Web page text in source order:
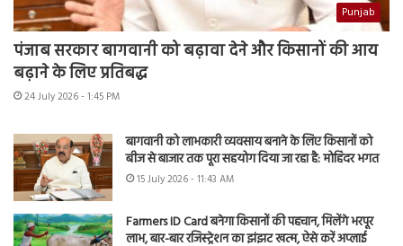
Punjab
पंजाब सरकार बागवानी को बढ़ावा देने और किसानों की आय
बढ़ाने के लिए प्रतिबद्ध
24 July 2026 - 1:45 PM
बागवानी को लाभकारी व्यवसाय बनाने के लिए किसानों को
बीज से बाजार तक पूरा सहयोग दिया जा रहा है: मोहिंदर भगत
15 July 2026 - 11:43 AM
Farmers ID Card बनेगा किसानों की पहचान, मिलेंगे भरपूर
लाभ, बार-बार रजिस्ट्रेशन का झंझट खत्म, ऐसे करें अप्लाई